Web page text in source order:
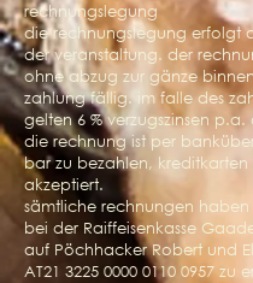
rechnungslegung
die rechnungslegung erfolgt
der veranstaltung. der
ohne abzug zur gänze
zahlung fällig. im falle des
gelten 6 % verzugszinsen p.a.
die rechnung ist per
bar zu bezahlen,
akzeptiert.
sämtliche rechnungen
bei der Raiffeisenkasse
auf Pöchhacker Robert und
AT21 3225 0000 0110 0957 zu